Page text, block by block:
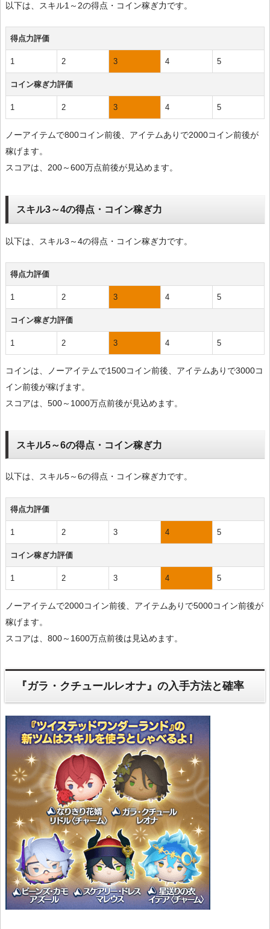
以下は、スキル1～2の得点・コイン稼ぎ力です。
得点力評価
1 2 3 4 5
コイン稼ぎ力評価
1 2 3 4 5
ノーアイテムで800コイン前後、アイテムありで2000コイン前後が
稼げます。
スコアは、200～600万点前後が見込めます。
スキル3～4の得点・コイン稼ぎ力
以下は、スキル3～4の得点・コイン稼ぎ力です。
得点力評価
1 2 3 4 5
コイン稼ぎ力評価
1 2 3 4 5
コインは、ノーアイテムで1500コイン前後、アイテムありで3000コ
イン前後が稼げます。
スコアは、500～1000万点前後が見込めます。
スキル5～6の得点・コイン稼ぎ力
以下は、スキル5～6の得点・コイン稼ぎ力です。
得点力評価
1 2 3 4 5
コイン稼ぎ力評価
1 2 3 4 5
ノーアイテムで2000コイン前後、アイテムありで5000コイン前後が
稼げます。
スコアは、800～1600万点前後は見込めます。
『ガラ・クチュールレオナ』の入手方法と確率